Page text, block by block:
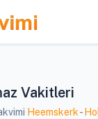
Vakitleri
Heemskerk-